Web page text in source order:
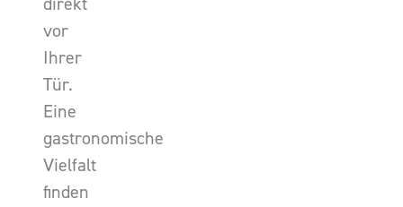
vor
Ihrer
Tür.
Eine
gastronomische
Vielfalt
finden